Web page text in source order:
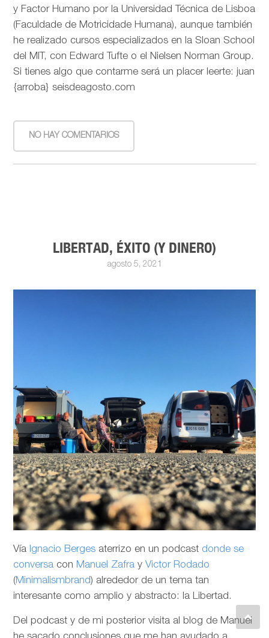
y Factor Humano por la Universidad Técnica de Lisboa
(Faculdade de Motricidade Humana), aunque también
he realizado cursos especializados en la Sloan School
del MIT, con Edward Tufte o el Nielsen Norman Group.
Si tienes algo que contarme será un placer leerte: juan
{arroba} seisdeagosto.com
NO HAY COMENTARIOS
LIBERTAD, ÉXITO (Y DINERO)
agosto 5, 2021
Vía Ignacio Berges aterrizo en un podcast donde se
conversa con Manuel Zafra y Victor Rodado
(Minimalismbrand) alrededor de un tema tan
interesante como amplio y abstracto: la Libertad.
Del podcast y de mi posterior visita al blog de Manuel